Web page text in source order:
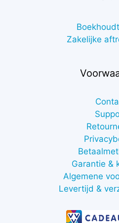
Zakelijke
Garantie &
Algemene
Levertijd &